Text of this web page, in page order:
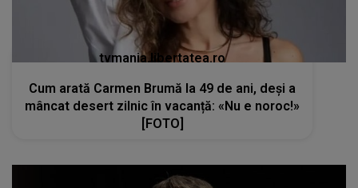
tvmania.libertatea.ro
Cum arată Carmen Brumă la 49 de ani, deși a
mâncat desert zilnic în vacanță: «Nu e noroc!»
[FOTO]